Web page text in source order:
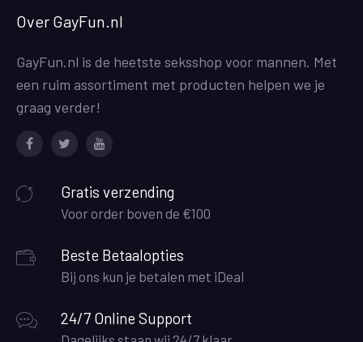
Over GayFun.nl
GayFun.nl is de heetste seksshop voor mannen. Met
een ruim assortiment met producten helpen we je
graag verder!
Gratis verzending
Voor order boven de €100
Beste Betaalopties
Bij ons kun je betalen met iDeal
24/7 Online Support